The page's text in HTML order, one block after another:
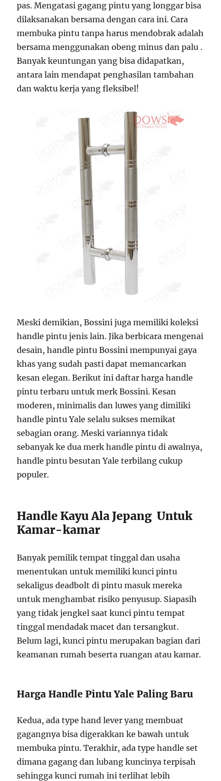
pas. Mengatasi gagang pintu yang longgar bisa
dilaksanakan bersama dengan cara ini. Cara
membuka pintu tanpa harus mendobrak adalah
bersama menggunakan obeng minus dan palu .
Banyak keuntungan yang bisa didapatkan,
antara lain mendapat penghasilan tambahan
dan waktu kerja yang fleksibel!
Meski demikian, Bossini juga memiliki koleksi
handle pintu jenis lain. Jika berbicara mengenai
desain, handle pintu Bossini mempunyai gaya
khas yang sudah pasti dapat memancarkan
kesan elegan. Berikut ini daftar harga handle
pintu terbaru untuk merk Bossini. Kesan
moderen, minimalis dan luwes yang dimiliki
handle pintu Yale selalu sukses memikat
sebagian orang. Meski variannya tidak
sebanyak ke dua merk handle pintu di awalnya,
handle pintu besutan Yale terbilang cukup
populer.
Handle Kayu Ala Jepang Untuk
Kamar-kamar
Banyak pemilik tempat tinggal dan usaha
menentukan untuk memiliki kunci pintu
sekaligus deadbolt di pintu masuk mereka
untuk menghambat risiko penyusup. Siapasih
yang tidak jengkel saat kunci pintu tempat
tinggal mendadak macet dan tersangkut.
Belum lagi, kunci pintu merupakan bagian dari
keamanan rumah beserta ruangan atau kamar.
Harga Handle Pintu Yale Paling Baru
Kedua, ada type hand lever yang membuat
gagangnya bisa digerakkan ke bawah untuk
membuka pintu. Terakhir, ada type handle set
dimana gagang dan lubang kuncinya terpisah
sehingga kunci rumah ini terlihat lebih